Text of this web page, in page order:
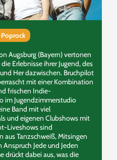
Augsburg (Bayern) vertonen
Erlebnisse ihrer Jugend, des
Her dazwischen. Bruchpilot
mit einer Kombination
frischen Indie-
im Jugendzimmerstudio
Band mit viel
und eigenen Clubshows mit
Liveshows sind
aus Tanzschweiß, Mitsingen
Jede und Jeden
drückt dabei aus, was die